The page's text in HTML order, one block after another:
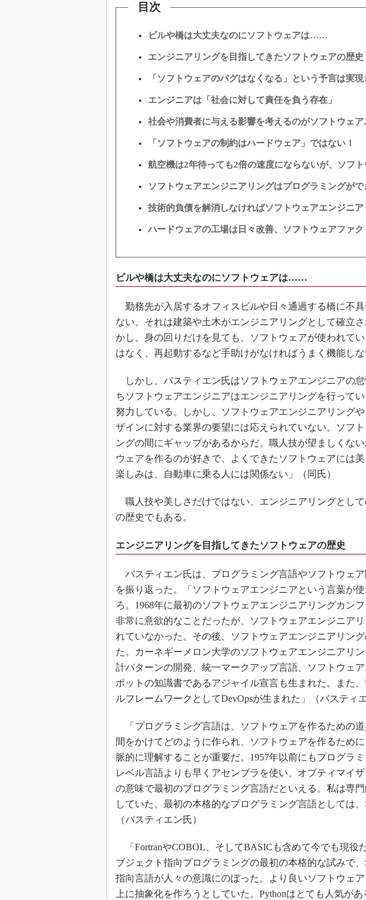
目次
ビルや橋は大丈夫なのにソフトウェアは……
エンジニアリングを目指してきたソフトウェアの歴史
「ソフトウェアのバグはなくなる」という予言は実
エンジニアは「社会に対して責任を負う存在」
社会や消費者に与える影響を考えるのがソフトウェ
「ソフトウェアの制約はハードウェア」ではない！
航空機は2年待っても2倍の速度にならないが、ソフ
ソフトウェアエンジニアリングはプログラミングが
技術的負債を解消しなければソフトウェアエンジニ
ハードウェアの工場は日々改善、ソフトウェアファク
ビルや橋は大丈夫なのにソフトウェアは……
勤務先が入居するオフィスビルや日々通過する橋に不
ない。それは建築や土木がエンジニアリングとして確立
かし、身の回りだけを見ても、ソフトウェアが使われて
はなく、再起動するなど手助けがなければうまく機能しな
しかし、バスティエン氏はソフトウェアエンジニアの
ちソフトウェアエンジニアはエンジニアリングを行って
努力している。しかし、ソフトウェアエンジニアリング
ザインに対する業界の要望には応えられていない。ソフ
ングの間にギャップがあるからだ。職人技が望ましくな
ウェアを作るのが好きで、よくできたソフトウェアには
楽しみは、自動車に乗る人には関係ない」（同氏）
職人技や美しさだけではない、エンジニアリングとし
の歴史でもある。
エンジニアリングを目指してきたソフトウェアの歴史
バスティエン氏は、プログラミング言語やソフトウェ
を振り返った。「ソフトウェアエンジニアという言葉が
ろ。1968年に最初のソフトウェアエンジニアリングカン
非常に意欲的なことだったが、ソフトウェアエンジニア
れていなかった。その後、ソフトウェアエンジニアリン
た。カーネギーメロン大学のソフトウェアエンジニアリ
計パターンの開発、統一マークアップ言語、ソフトウェ
ポットの知識書であるアジャイル宣言も生まれた。また
ルフレームワークとしてDevOpsが生まれた」（バスティエ
「プログラミング言語は、ソフトウェアを作るための
間をかけてどのように作られ、ソフトウェアを作るため
脈的に理解することが重要だ。1957年以前にもプログラ
レベル言語よりも早くアセンブラを使い、オプティマイ
の意味で最初のプログラミング言語だといえる。私は専
していた。最初の本格的なプログラミング言語としては
（バスティエン氏）
「FortranやCOBOL、そしてBASICも含めて今でも現役
ブジェクト指向プログラミングの最初の本格的な試みで、
指向言語が人々の意識にのぼった。より良いソフトウェ
上に抽象化を作ろうとしていた。Pythonはとても人気が